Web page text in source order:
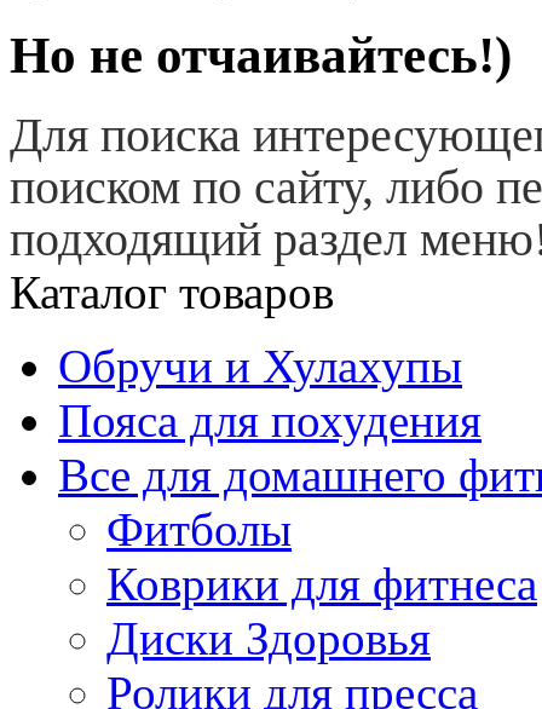
Но не отчаивайтесь!)
Для поиска
поиском по сайту, либо
подходящий раздел
Каталог товаров
Обручи и Хулахупы
Пояса для похудения
Все для домашнего
Фитболы
Коврики для фитнеса
Диски Здоровья
Ролики для пресса